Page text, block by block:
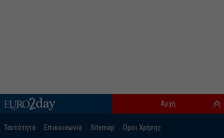
Ταυτότητα Επικοινωνία Sitemap Οροι Χρήσης
Αρχή